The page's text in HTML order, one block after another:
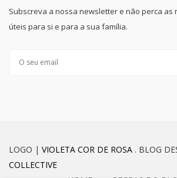
Subscreva a nossa newsletter e não perca as
úteis para si e para a sua família.
LOGO | VIOLETA COR DE ROSA . BLOG
COLLECTIVE